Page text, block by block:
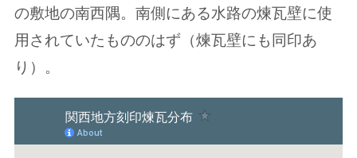
の敷地の南西隅。南側にある水路の煉瓦壁に使
用されていたもののはず（煉瓦壁にも同印あ
り）。